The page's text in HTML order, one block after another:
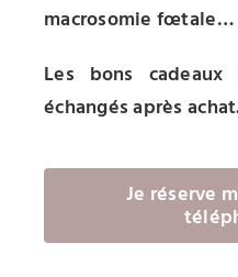
macrosomie fœtale…
Les bons
échangés après
Je réserve